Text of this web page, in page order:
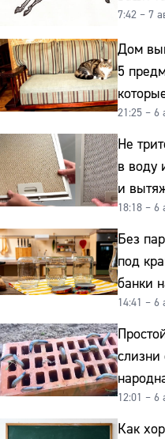
7:42 – 7
Дом
5
21:25 – 6
Не
в воду
и
и
18:18 – 6
Без
под
банки
14:41 – 6
слизни
12:01 – 6
Как